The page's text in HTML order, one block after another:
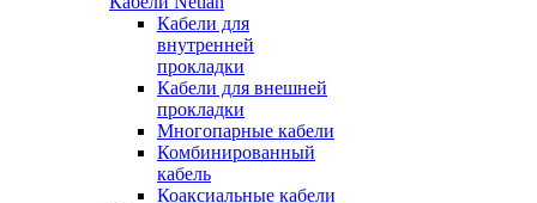
Кабели для
внутренней
прокладки
Кабели для внешней
прокладки
Многопарные кабели
Комбинированный
кабель
Коаксиальные кабели